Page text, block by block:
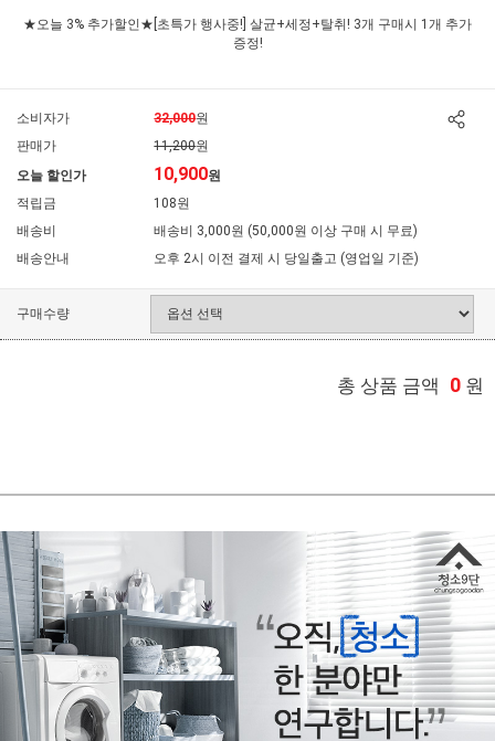
★오늘 3% 추가할인★[초특가 행사중!] 살균+세정+탈취! 3개 구매시 1개 추가
증정!
소비자가 32,000원
판매가
11,200원
오늘 할인가
10,900원
적립금
108원
배송비
배송비 3,000원 (50,000원 이상 구매 시 무료)
배송안내
오후 2시 이전 결제 시 당일출고 (영업일 기준)
구매수량
총 상품 금액 0 원